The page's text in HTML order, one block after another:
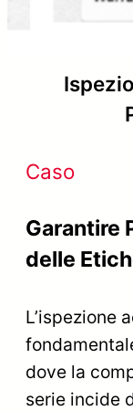
Caso
Garantire
delle
L’ispezione
dove la
serie incide